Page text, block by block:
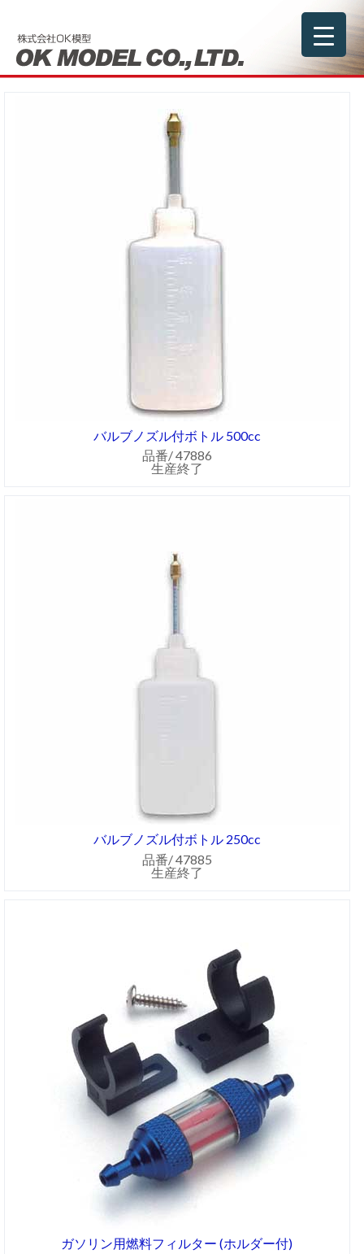
バルブノズル付ボトル 500cc
品番/ 47886
生産終了
バルブノズル付ボトル 250cc
品番/ 47885
生産終了
ガソリン用燃料フィルター (ホルダー付)